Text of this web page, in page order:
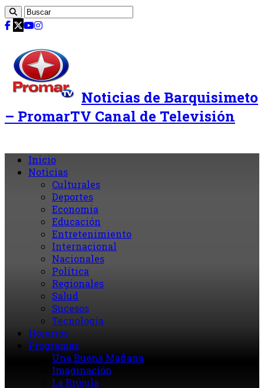
Noticias de Barquisimeto
– PromarTV Canal de Televisión
Inicio
Noticias
Culturales
Deportes
Economia
Educación
Entretenimiento
Internacional
Nacionales
Política
Regionales
Salud
Sucesos
Tecnología
Horarios
Programas
Una Buena Mañana
Imaginación
La Brújula